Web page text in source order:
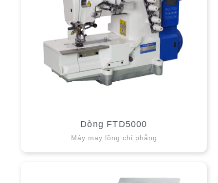
Dòng FTD5000
Máy may lồng chỉ phẳng